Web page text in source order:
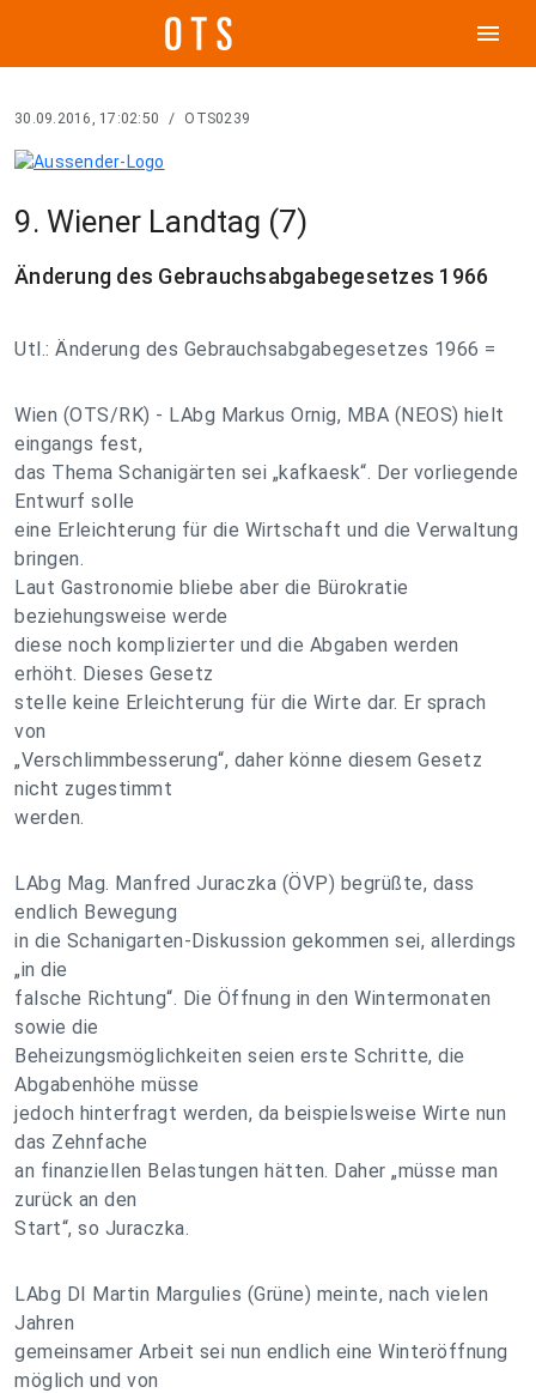
menu
30.09.2016, 17:02:50 / OTS0239
9. Wiener Landtag (7)
Änderung des Gebrauchsabgabegesetzes 1966
Utl.: Änderung des Gebrauchsabgabegesetzes 1966 =
Wien (OTS/RK) - LAbg Markus Ornig, MBA (NEOS) hielt
eingangs fest,
das Thema Schanigärten sei „kafkaesk“. Der vorliegende
Entwurf solle
eine Erleichterung für die Wirtschaft und die Verwaltung
bringen.
Laut Gastronomie bliebe aber die Bürokratie
beziehungsweise werde
diese noch komplizierter und die Abgaben werden
erhöht. Dieses Gesetz
stelle keine Erleichterung für die Wirte dar. Er sprach
von
„Verschlimmbesserung“, daher könne diesem Gesetz
nicht zugestimmt
werden.
LAbg Mag. Manfred Juraczka (ÖVP) begrüßte, dass
endlich Bewegung
in die Schanigarten-Diskussion gekommen sei, allerdings
„in die
falsche Richtung“. Die Öffnung in den Wintermonaten
sowie die
Beheizungsmöglichkeiten seien erste Schritte, die
Abgabenhöhe müsse
jedoch hinterfragt werden, da beispielsweise Wirte nun
das Zehnfache
an finanziellen Belastungen hätten. Daher „müsse man
zurück an den
Start“, so Juraczka.
LAbg DI Martin Margulies (Grüne) meinte, nach vielen
Jahren
gemeinsamer Arbeit sei nun endlich eine Winteröffnung
möglich und von